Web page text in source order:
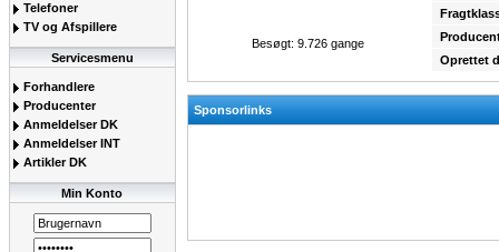
Telefoner
TV og Afspillere
Servicesmenu
Forhandlere
Producenter
Anmeldelser DK
Anmeldelser INT
Artikler DK
Min Konto
Besøgt: 9.726 gange
Oprettet
Sponsorlinks